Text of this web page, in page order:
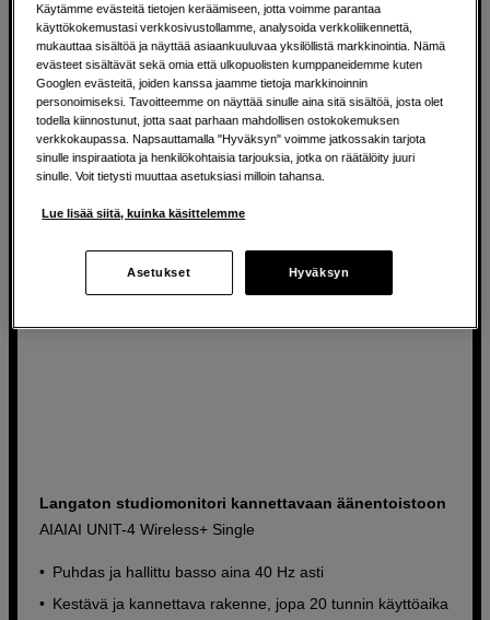
1" diskantti- ja 5" bassoelementit
Kokonaislähtöteho 85 wattia
1 179 EUR
Langaton studiomonitori kannettavaan äänentoistoon
AIAIAI UNIT-4 Wireless+ Single
Puhdas ja hallittu basso aina 40 Hz asti
Kestävä ja kannettava rakenne, jopa 20 tunnin käyttöaika
Käytämme evästeitä tietojen keräämiseen, jotta voimme parantaa
käyttökokemustasi verkkosivustollamme, analysoida verkkoliikennettä,
mukauttaa sisältöä ja näyttää asiaankuuluvaa yksilöllistä markkinointia. Nämä
evästeet sisältävät sekä omia että ulkopuolisten kumppaneidemme kuten
Googlen evästeitä, joiden kanssa jaamme tietoja markkinoinnin
personoimiseksi. Tavoitteemme on näyttää sinulle aina sitä sisältöä, josta olet
todella kiinnostunut, jotta saat parhaan mahdollisen ostokokemuksen
verkkokaupassa. Napsauttamalla "Hyväksyn" voimme jatkossakin tarjota
sinulle inspiraatiota ja henkilökohtaisia tarjouksia, jotka on räätälöity juuri
sinulle. Voit tietysti muuttaa asetuksiasi milloin tahansa.
Lue lisää siitä, kuinka käsittelemme
Asetukset Hyväksyn